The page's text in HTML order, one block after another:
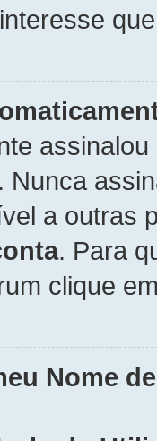
. Nunca
a outras
. Para
clique
Nome